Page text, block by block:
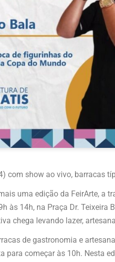
com show ao vivo, barracas
uma edição da FeirArte, a
às 14h, na Praça Dr. Teixeira
chega levando lazer,
de gastronomia e
para começar às 10h. Nesta